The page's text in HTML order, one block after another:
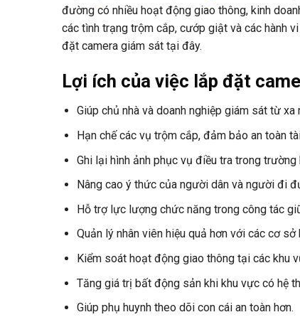
đường có nhiều hoạt động giao thông, kinh
các tình trạng trộm cắp, cướp giật và các hành
đặt camera giám sát tại đây.
Lợi ích của việc lắp đặt
Giúp chủ nhà và doanh nghiệp giám sát từ xa
Hạn chế các vụ trộm cắp, đảm bảo an toàn
Ghi lại hình ảnh phục vụ điều tra trong
Nâng cao ý thức của người dân và người đi
Hỗ trợ lực lượng chức năng trong công tác
Quản lý nhân viên hiệu quả hơn với các cơ sở
Kiểm soát hoạt động giao thông tại các khu
Tăng giá trị bất động sản khi khu vực có hệ
Giúp phụ huynh theo dõi con cái an toàn hơn.